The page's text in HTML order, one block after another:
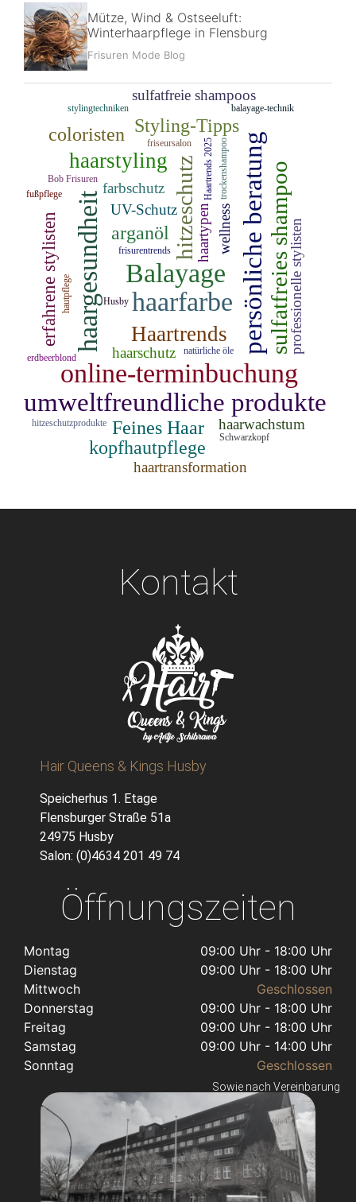
Mütze, Wind & Ostseeluft:
Winterhaarpflege in Flensburg
Frisuren Mode Blog
Kontakt
Hair Queens & Kings Husby
Speicherhus 1. Etage
Flensburger Straße 51a
24975 Husby
Salon: (0)4634 201 49 74
Öffnungszeiten
Montag
09:00 Uhr - 18:00 Uhr
Dienstag
09:00 Uhr - 18:00 Uhr
Mittwoch
Geschlossen
Donnerstag
09:00 Uhr - 18:00 Uhr
Freitag
09:00 Uhr - 18:00 Uhr
Samstag
09:00 Uhr - 14:00 Uhr
Sonntag
Geschlossen
Sowie nach Vereinbarung